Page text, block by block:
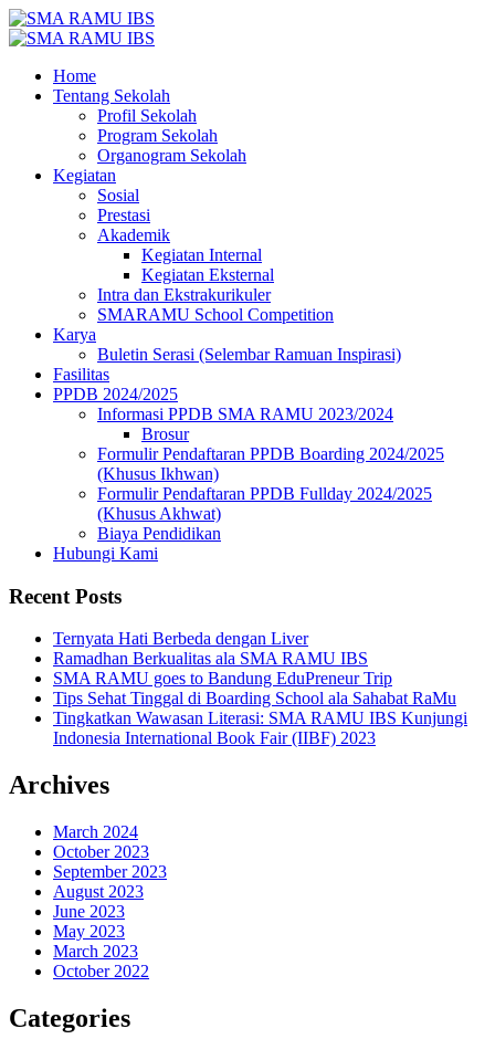
Home
Tentang Sekolah
Profil Sekolah
Program Sekolah
Organogram Sekolah
Kegiatan
Sosial
Prestasi
Akademik
Kegiatan Internal
Kegiatan Eksternal
Intra dan Ekstrakurikuler
SMARAMU School Competition
Karya
Buletin Serasi (Selembar Ramuan Inspirasi)
Fasilitas
PPDB 2024/2025
Informasi PPDB SMA RAMU 2023/2024
Brosur
Formulir Pendaftaran PPDB Boarding 2024/2025
(Khusus Ikhwan)
Formulir Pendaftaran PPDB Fullday 2024/2025
(Khusus Akhwat)
Biaya Pendidikan
Hubungi Kami
Recent Posts
Ternyata Hati Berbeda dengan Liver
Ramadhan Berkualitas ala SMA RAMU IBS
SMA RAMU goes to Bandung EduPreneur Trip
Tips Sehat Tinggal di Boarding School ala Sahabat RaMu
Tingkatkan Wawasan Literasi: SMA RAMU IBS Kunjungi
Indonesia International Book Fair (IIBF) 2023
Archives
March 2024
October 2023
September 2023
August 2023
June 2023
May 2023
March 2023
October 2022
Categories